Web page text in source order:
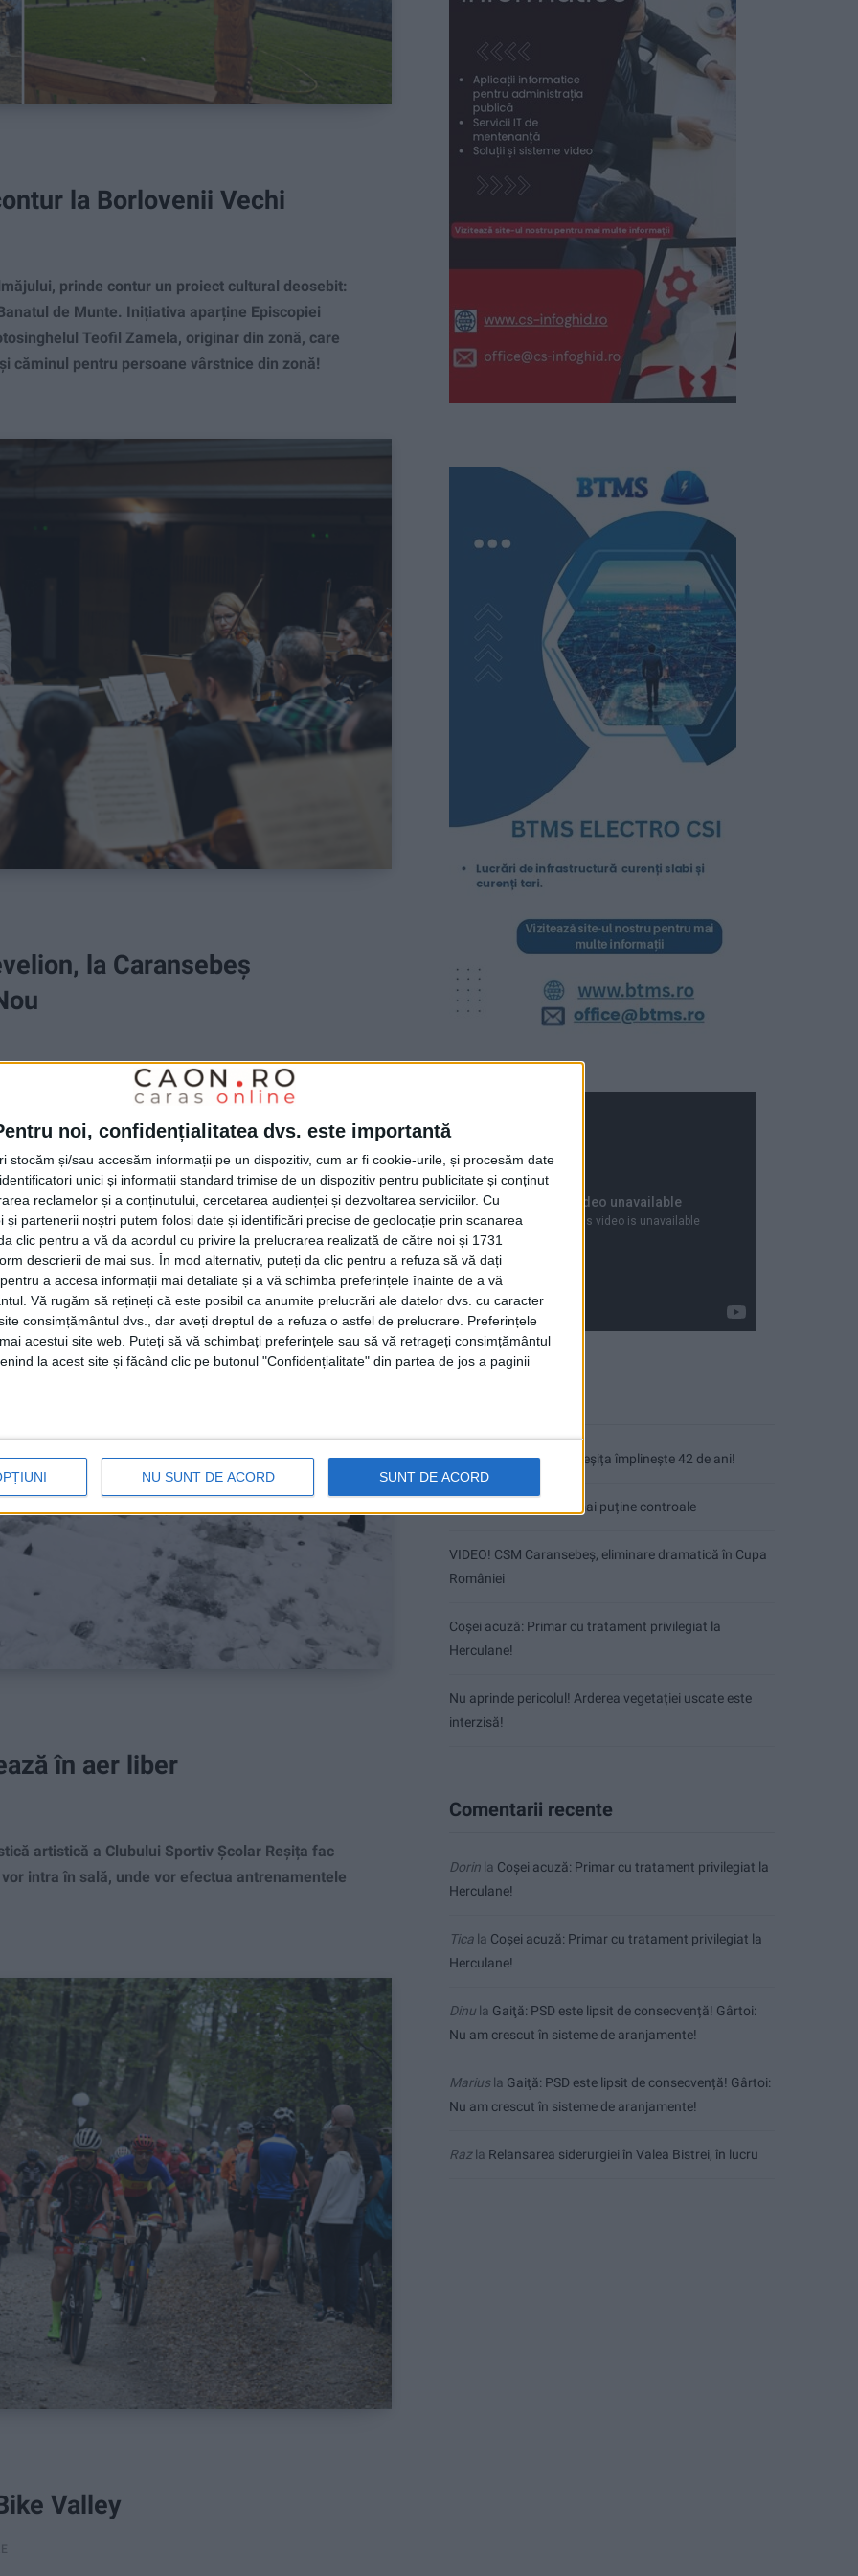
noi, confidențialitatea dvs. este importantă
stocăm și/sau accesăm informații pe un dispozitiv, cum ar fi cookie-urile, și procesăm date
unici și informații standard trimise de un dispozitiv pentru publicitate și conținut
reclamelor și a conținutului, cercetarea audienței și dezvoltarea serviciilor. Cu
și partenerii noștri putem folosi date și identificări precise de geolocație prin scanarea
clic pentru a vă da acordul cu privire la prelucrarea realizată de către noi și 1731
descrierii de mai sus. În mod alternativ, puteți da clic pentru a refuza să vă dați
a accesa informații mai detaliate și a vă schimba preferințele înainte de a vă
Vă rugăm să rețineți că este posibil ca anumite prelucrări ale datelor dvs. cu caracter
consimțământul dvs., dar aveți dreptul de a refuza o astfel de prelucrare. Preferințele
acestui site web. Puteți să vă schimbați preferințele sau să vă retrageți consimțământul
la acest site și făcând clic pe butonul "Confidențialitate" din partea de jos a paginii
NU SUNT DE ACORD SUNT DE ACORD
la Borlovenii Vechi
prinde contur un proiect cultural deosebit:
de Munte. Inițiativa aparține Episcopiei
Teofil Zamela, originar din zonă, care
căminul pentru persoane vârstnice din zonă!
la Caransebeș
nu puțini, au venit în zona centrală pentru a trece
Dar cum Revelionul deja a trecut,
se vrea a deveni o tradiție: concertul simfonic
„George Suru”!
în aer liber
artistică a Clubului Sportiv Școlar Reșița fac
intra în sală, unde vor efectua antrenamentele
Valley
Fântâna Cinetică din Reșița împlinește 42 de ani!
Mai puțini inspectori, mai puține controale
VIDEO! CSM Caransebeș, eliminare dramatică în Cupa
României
Coșei acuză: Primar cu tratament privilegiat la
Herculane!
Nu aprinde pericolul! Arderea vegetației uscate este
interzisă!
Comentarii recente
Dorin la Coșei acuză: Primar cu tratament privilegiat la
Herculane!
Tica la Coșei acuză: Primar cu tratament privilegiat la
Herculane!
Dinu la Gaiţă: PSD este lipsit de consecvență! Gârtoi:
Nu am crescut în sisteme de aranjamente!
Mariusla Gaiţă: PSD este lipsit de consecvență! Gârtoi:
Nu am crescut în sisteme de aranjamente!
Razla Relansarea siderurgiei în Valea Bistrei, în lucru